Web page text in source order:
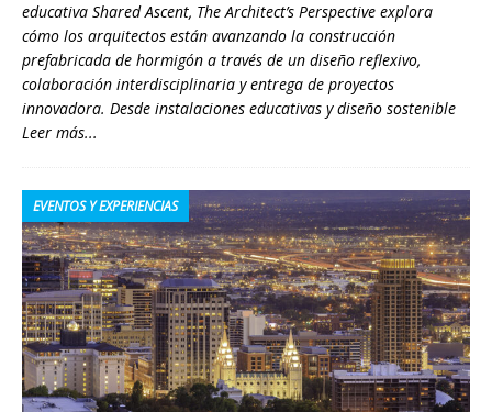
educativa Shared Ascent, The Architect’s Perspective explora
cómo los arquitectos están avanzando la construcción
prefabricada de hormigón a través de un diseño reflexivo,
colaboración interdisciplinaria y entrega de proyectos
innovadora. Desde instalaciones educativas y diseño sostenible
Leer más...
EVENTOS Y EXPERIENCIAS